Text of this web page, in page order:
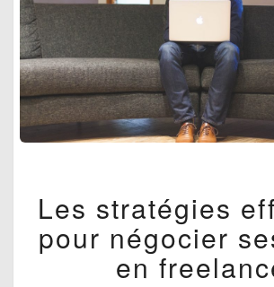
POUR
SES
Les stratégies
pour négocier
en